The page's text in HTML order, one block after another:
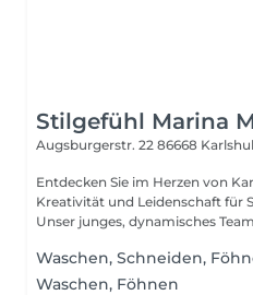
Stilgefühl Marina
Augsburgerstr. 22 86668
Entdecken Sie im Herzen von
Kreativität und Leidenschaft für
Unser junges, dynamisches
Waschen, Schneiden,
Waschen, Föhnen